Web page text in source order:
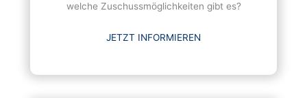
welche Zuschussmöglichkeiten gibt es?
JETZT INFORMIEREN